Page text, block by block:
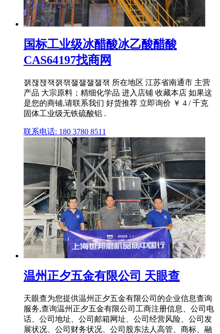
国标工业级冰醋酸冰乙酸醋酸
CAS64197找商网
잵잲잱잭잵잮잴잴잴잴잮 所在地区 江苏省南通市 主营
产品 大宗原料；精细化学品 进入店铺 收藏本店 如果这
是您的商铺,请联系我们 好货推荐 立即询价 ￥ 4 / 千克
固体工业级无铁硫酸铝 .
联系电话: 180 3780 8511
温州正夕五金有限公司 天眼查
天眼查为您提供温州正夕五金有限公司的企业信息查询
服务,查询温州正夕五金有限公司工商注册信息、公司电
话、公司地址、公司邮箱网址、公司经营风险、公司发
展状况、公司财务状况、公司股东法人高管、商标、融